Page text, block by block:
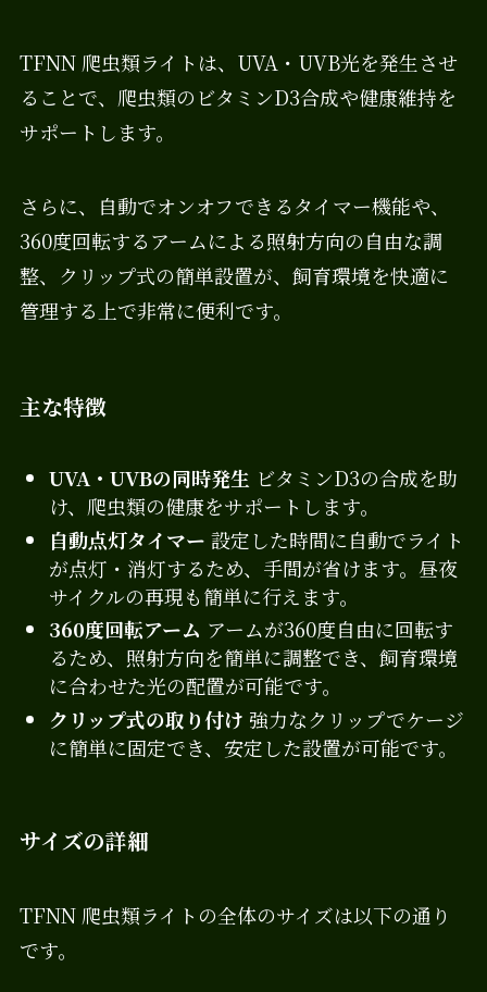
TFNN 爬虫類ライトは、UVA・UVB光を発生させ
ることで、爬虫類のビタミンD3合成や健康維持を
サポートします。
さらに、自動でオンオフできるタイマー機能や、
360度回転するアームによる照射方向の自由な調
整、クリップ式の簡単設置が、飼育環境を快適に
管理する上で非常に便利です。
主な特徴
UVA・UVBの同時発生 ビタミンD3の合成を助
け、爬虫類の健康をサポートします。
自動点灯タイマー 設定した時間に自動でライト
が点灯・消灯するため、手間が省けます。昼夜
サイクルの再現も簡単に行えます。
360度回転アーム アームが360度自由に回転す
るため、照射方向を簡単に調整でき、飼育環境
に合わせた光の配置が可能です。
クリップ式の取り付け 強力なクリップでケージ
に簡単に固定でき、安定した設置が可能です。
サイズの詳細
TFNN 爬虫類ライトの全体のサイズは以下の通り
です。